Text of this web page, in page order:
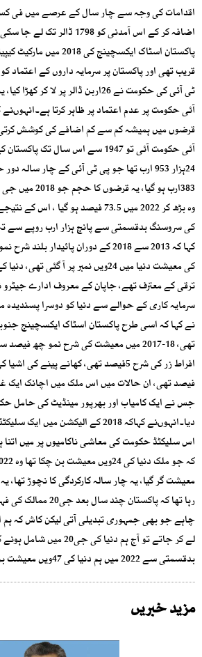
اضافہ کر کے اس آمدنی کو 1798
قریب تھی اور پاکستان پر سرمایہ داروں کے اعتماد
ٹی آئی کی حکومت نے 26اربن ڈالر پر لا
آئی حکومت پر عدم اعتماد پر ظاہر کرتا
آئی حکومت آئی تو 1947 سے اس
وہ بڑھ کر 2022 میں 73.5 فیصد ہو
کی سروسنگ بدقسمتی سے پانچ ہزار ارب روپے سے
کہا کہ 2013 سے 2018 کے دوران پائیدار
کی معیشت دنیا میں 24ویں نمبر پر آ
ترقی کے معترف تھے، جاپان کے معروف ادارے جیٹرو
سرمایہ کاری کے حوالے سے دنیا کو دوسرا پسندیدہ
نے کہا کہ اسی طرح پاکستان اسٹاک ایکسچینج
تھی، 18-2017 میں معیشت کی شرح نمو چھ
افراط زر کی شرح 5فیصد تھی، کھانے
فیصد تھی، ان حالات میں اس ملک میں اچانک ایک
جس نے ایک کامیاب اور بھرپور مینڈیٹ کی حامل
دیا۔انہوںنے کہاکہ 2018 کے الیکشن
اس سلیکٹڈ حکومت کی معاشی ناکامیوں پر میں
معیشت گر گیا، یہ چار سالہ کارکردگی کا نچوڑ تھا،
رہا تھا کہ پاکستان
چاہے جو بھی جمہوری تبدیلی آتی لیکن کاش کہ
لے کر جاتے تو آج ہم دنیا کی
بدقسمتی سے 2022 میں ہم دنیا کی 47ویں معیشت بن چکے ہیں۔
مزید خبریں